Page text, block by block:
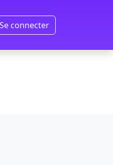
Se connecter